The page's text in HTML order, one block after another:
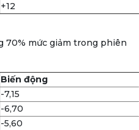
+12
70% mức giảm trong phiên
Biến động
-7,15
-6,70
-5,60